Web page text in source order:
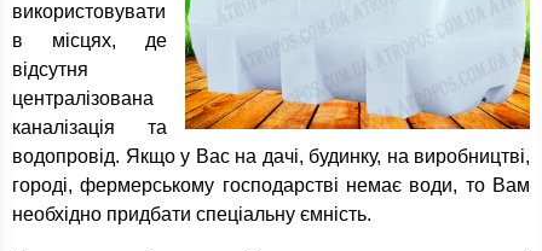
використовувати
в місцях, де
відсутня
централізована
каналізація та
водопровід. Якщо у Вас на дачі, будинку, на виробництві,
городі, фермерському господарстві немає води, то Вам
необхідно придбати спеціальну ємність.